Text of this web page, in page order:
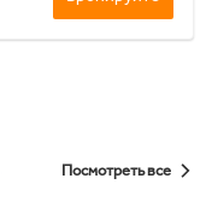
Посмотреть все